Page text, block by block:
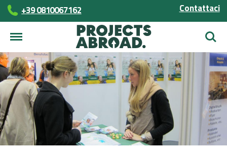
+39 0810067162 Contattaci
Cerca